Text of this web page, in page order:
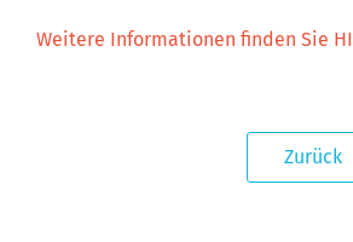
Weitere Informationen finden Sie
Zurück